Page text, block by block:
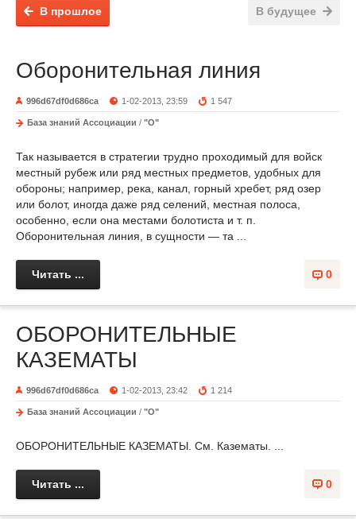
В будущее
В прошлое
Оборонительная линия
996d67df0d686ca 1-02-2013, 23:59 1 547
База знаний Ассоциации / "О"
Так называется в стратегии трудно проходимый для войск
местный рубеж или ряд местных предметов, удобных для
обороны; например, река, канал, горный хребет, ряд озер
или болот, иногда даже ряд селений, местная полоса,
особенно, если она местами болотиста и т. п.
Оборонительная линия, в сущности — та ...
0
Читать ...
ОБОРОНИТЕЛЬНЫЕ
КАЗЕМАТЫ
996d67df0d686ca 1-02-2013, 23:42 1 214
База знаний Ассоциации / "О"
ОБОРОНИТЕЛЬНЫЕ КАЗЕМАТЫ. См. Казематы. ...
0
Читать ...